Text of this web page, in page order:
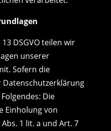
DSGVO teilen wir
unserer
Sofern die
Datenschutzerklärung
Die
Einholung von
1 lit. a und Art. 7